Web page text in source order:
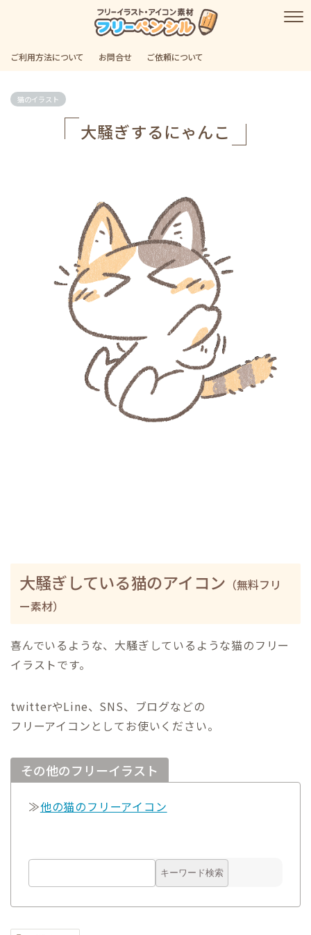
ご利用方法について お問合せ ご依頼について
猫のイラスト
大騒ぎするにゃんこ
大騒ぎしている猫のアイコン （無料フリ
ー素材）
喜んでいるような、大騒ぎしているような猫のフリー
イラストです。
twitterやLine、SNS、ブログなどの
フリーアイコンとしてお使いください。
その他のフリーイラスト
≫他の猫のフリーアイコン